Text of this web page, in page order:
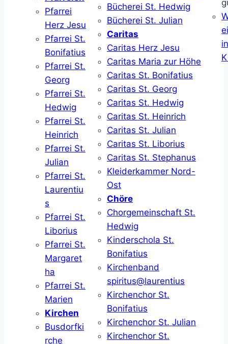
Pfarrei
Herz Jesu
Pfarrei St.
Bonifatius
Pfarrei St.
Georg
Pfarrei St.
Hedwig
Pfarrei St.
Heinrich
Pfarrei St.
Julian
Pfarrei St.
Laurentiu
s
Pfarrei St.
Liborius
Pfarrei St.
Margaret
ha
Pfarrei St.
Marien
Kirchen
Busdorfki
rche
Bücherei St. Hedwig
Bücherei St. Julian
Caritas
Caritas Herz Jesu
Caritas Maria zur Höhe
Caritas St. Bonifatius
Caritas St. Georg
Caritas St. Hedwig
Caritas St. Heinrich
Caritas St. Julian
Caritas St. Liborius
Caritas St. Stephanus
Kleiderkammer Nord-
Ost
Chöre
Chorgemeinschaft St.
Hedwig
Kinderschola St.
Bonifatius
Kirchenband
spiritus@laurentius
Kirchenchor St.
Bonifatius
Kirchenchor St. Julian
Kirchenchor St.